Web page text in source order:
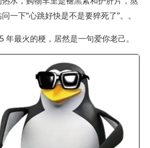
一下“心跳好快是不是要猝死了”。。
年最火的梗，居然是一句爱你老己。